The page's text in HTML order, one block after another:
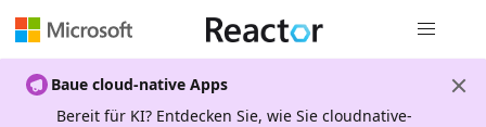
Baue cloud-native Apps
Bereit für KI? Entdecken Sie, wie Sie cloudnative-